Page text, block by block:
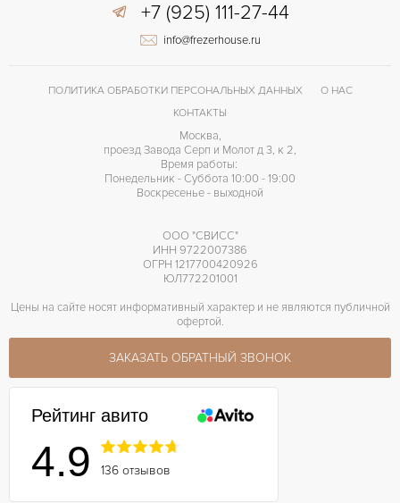
Малый секундный циферблат
+7 (925) 111-27-44
info@frezerhouse.ru
ПОЛИТИКА ОБРАБОТКИ ПЕРСОНАЛЬНЫХ ДАННЫХ
О НАС
КОНТАКТЫ
Москва,
проезд Завода Серп и Молот д 3, к 2,
Время работы:
Понедельник - Суббота 10:00 - 19:00
Воскресенье - выходной
ООО "СВИСС"
ИНН 9722007386
ОГРН 1217700420926
ЮЛ772201001
Цены на сайте носят информативный характер и не являются публичной
офертой.
ЗАКАЗАТЬ ОБРАТНЫЙ ЗВОНОК
Рейтинг авито
4.9 136 отзывов